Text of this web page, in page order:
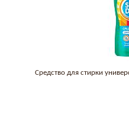
Средство для стирки